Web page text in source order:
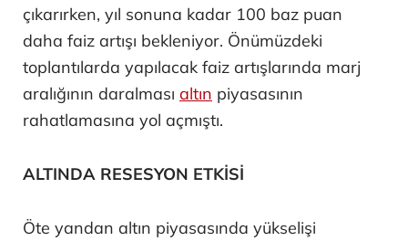
çıkarırken, yıl sonuna kadar 100 baz puan
daha faiz artışı bekleniyor. Önümüzdeki
toplantılarda yapılacak faiz artışlarında marj
aralığının daralması altın piyasasının
rahatlamasına yol açmıştı.
ALTINDA RESESYON ETKİSİ
Öte yandan altın piyasasında yükselişi